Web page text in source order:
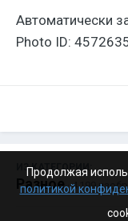
Автоматически
Photo ID:
ИЗ КАТЕГОРИИ:
Разное · 4 199
Продолжая
политикой